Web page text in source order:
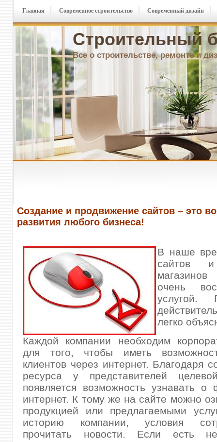
Строительный
Все о строительстве, ремонте и
Главная Современное строительство Современный дизайн
Создание и продвижение сайтов – это
развития любого бизнеса!
В наше
сайтов и
очень
услугой.
легко
Каждой компании необходим
для того, чтобы иметь
клиентов через интернет. Благодаря
ресурса у представителей
появляется возможность узнавать о
интернет. К тому же на сайте можно
продукцией или предлагаемыми
историю компании, условия
прочитать новости. Если есть